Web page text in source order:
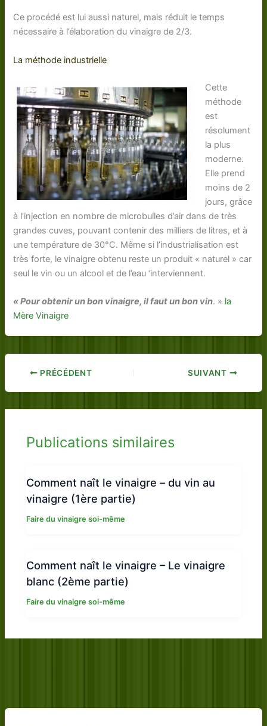
Ce procédé est lui aussi naturel, mais réduit le temps
nécessaire à l’élaboration du vinaigre de 2/3.
La méthode industrielle
Cette
méthode
est
résolument
la plus
moderne.
Elle prend
moins de 2
jours, grâce
à l’injection en nombre de microbulles d’air dans de très
grandes cuves, pouvant contenir des milliers de litres, et à
une température de 30°C. Même si l’industrialisation est
très forte, le vinaigre obtenu reste un produit « naturel » car
seul le vin ou un alcool et de l’eau ‘interviennent.
« Pour obtenir un bon vinaigre, il faut un bon vin. » la
Mère Vinaigre
PRÉCÉDENT SUIVANT
Publications similaires
Comment naît le vinaigre – du vin au
vinaigre (1ère partie)
Faire du vinaigre soi-même
Comment naît le vinaigre – Le vinaigre
blanc (2ème partie)
Faire du vinaigre soi-même